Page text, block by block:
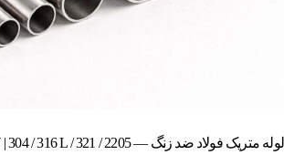
لوله متریک فولاد ضد زنگ — ISO 1127 | 304 / 316 L / 321 / 2205